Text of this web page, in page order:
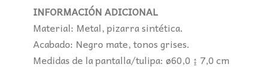
INFORMACIÓN ADICIONAL
Material: Metal, pizarra sintética.
Acabado: Negro mate, tonos grises.
Medidas de la pantalla/tulipa: ø60,0 ↨ 7,0 cm